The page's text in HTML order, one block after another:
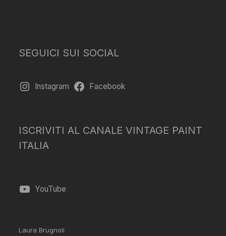
SEGUICI SUI SOCIAL
Instagram Facebook
ISCRIVITI AL CANALE VINTAGE PAINT
ITALIA
YouTube
Laura Brugnoli